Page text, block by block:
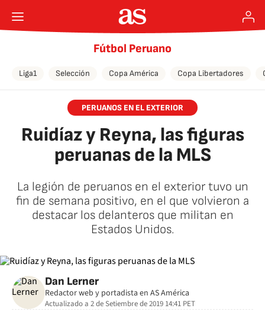
Fútbol Peruano
Liga1 Selección Copa América Copa Libertadores
PERUANOS EN EL EXTERIOR
Ruidíaz y Reyna, las figuras
peruanas de la MLS
La legión de peruanos en el exterior tuvo un
fin de semana positivo, en el que volvieron a
destacar los delanteros que militan en
Estados Unidos.
Dan Lerner
Redactor web y portadista en AS América
Actualizado a 2 de Setiembre de 2019 14:41 PET